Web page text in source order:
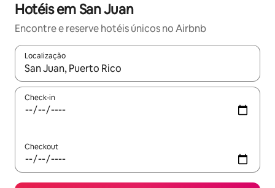
Hotéis em San Juan
Encontre e reserve hotéis únicos no Airbnb
Localização
Quando os resultados estiverem disponíveis, explore-os
Check-in
Checkout